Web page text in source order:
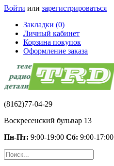
Войти или зарегистрироваться
Закладки (0)
Личный кабинет
Корзина покупок
Оформление заказа
(8162)77-04-29
Воскресенский бульвар 13
Пн-Пт: 9:00-19:00 Сб: 9:00-17:00